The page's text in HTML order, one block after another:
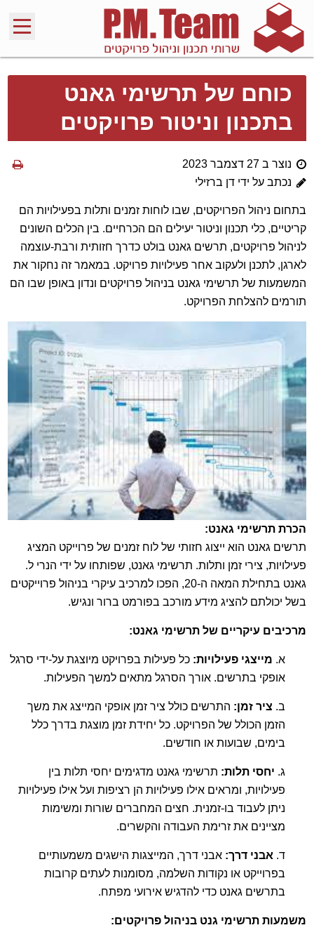
כוחם של תרשימי גאנט
בתכנון וניטור פרויקטים
נוצר ב 27 דצמבר 2023
נכתב על ידי דן ברזילי
בתחום ניהול הפרויקטים, שבו לוחות זמנים ותלות בפעילויות הם
קריטיים, כלי תכנון וניטור יעילים הם הכרחיים. בין הכלים השונים
לניהול פרויקטים, תרשים גאנט בולט כדרך חזותית ורבת-עוצמה
לארגן, לתכנן ולעקוב אחר פעילויות פרויקט. במאמר זה נחקור את
המשמעות של תרשימי גאנט בניהול פרויקטים ונדון באופן שבו הם
תורמים להצלחת הפרויקט.
הכרת תרשימי גאנט:
תרשים גאנט הוא ייצוג חזותי של לוח זמנים של פרוייקט המציג
פעילויות, צירי זמן ותלות. תרשימי גאנט, שפותחו על ידי הנרי ל.
גאנט בתחילת המאה ה-20, הפכו למרכיב עיקרי בניהול פרוייקטים
בשל יכולתם להציג מידע מורכב בפורמט ברור ונגיש.
מרכיבים עיקריים של תרשימי גאנט:
א. מייצגי פעילויות: כל פעילות בפרויקט מיוצגת על-ידי סרגל
אופקי בתרשים. אורך הסרגל מתאים למשך הפעילות.
ב. ציר זמן: התרשים כולל ציר זמן אופקי המייצג את משך
הזמן הכולל של הפרויקט. כל יחידת זמן מוצגת בדרך כלל
בימים, שבועות או חודשים.
ג. יחסי תלות: תרשימי גאנט מדגימים יחסי תלות בין
פעילויות, ומראים אילו פעילויות הן רציפות ועל אילו פעילויות
ניתן לעבוד בו-זמנית. חצים המחברים שורות ומשימות
מציינים את זרימת העבודה והקשרים.
ד. אבני דרך:אבני דרך, המייצגות הישגים משמעותיים
בפרוייקט או נקודות השלמה, מסומנות לעתים קרובות
בתרשים גאנט כדי להדגיש אירועי מפתח.
משמעות תרשימי גנט בניהול פרויקטים: